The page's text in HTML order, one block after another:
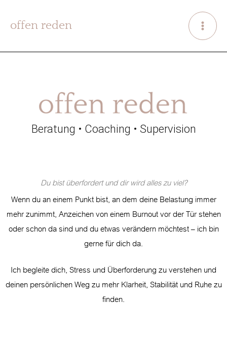
Inhaltoffen reden
Beratung • Coaching • Supervision
Du bist überfordert und dir wird alles zu viel?
Wenn du an einem Punkt bist, an dem deine Belastung immer
mehr zunimmt, Anzeichen von einem Burnout vor der Tür stehen
oder schon da sind und du etwas verändern möchtest – ich bin
gerne für dich da.
Ich begleite dich, Stress und Überforderung zu verstehen und
deinen persönlichen Weg zu mehr Klarheit, Stabilität und Ruhe zu
finden.